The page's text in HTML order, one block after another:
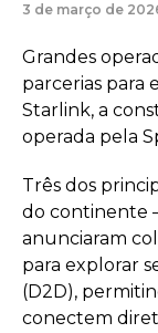
3 de março de
Grandes
parcerias para
Starlink, a
operada pela
Três dos
do continente
anunciaram
para explorar
(D2D),
conectem